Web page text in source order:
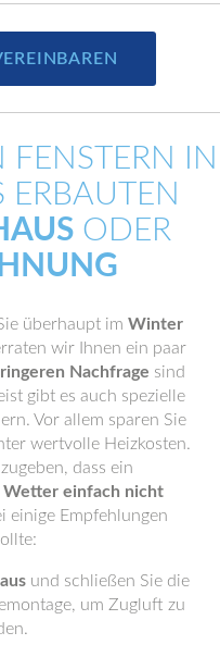
IN
ERBAUTEN
ODER
überhaupt im Winter
wir Ihnen ein paar
Nachfrage sind
gibt es auch spezielle
Vor allem sparen Sie
wertvolle Heizkosten.
dass ein
Wetter einfach nicht
einige Empfehlungen
und schließen Sie die
um Zugluft zu